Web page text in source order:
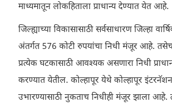
माध्यमातून लोकहिताला प्राधान्य देण्यात येत आहे.
जिल्ह्याच्या विकासासाठी सर्वसाधारण जिल्हा
अंतर्गत 576 कोटी रुपयांचा निधी मंजूर आहे. तसेच
प्रत्येक घटकासाठी आवश्यक असणारा निधी
करण्यात येतील. कोल्हापूर येथे कोल्हापूर
उभारण्यासाठी नुकताच निधीही मंजूर झाला आहे.